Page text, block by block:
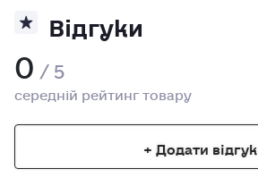
Відгуки
0 / 5
середній рейтинг товару
+ Додати відгук